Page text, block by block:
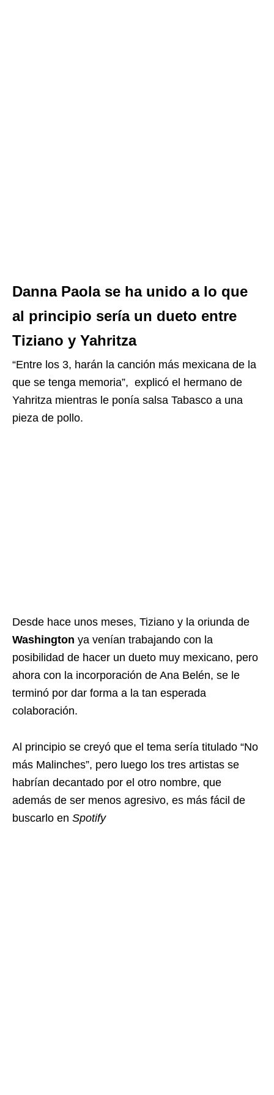
Danna Paola se ha unido a lo que
al principio sería un dueto entre
Tiziano y Yahritza
“Entre los 3, harán la canción más mexicana de la
que se tenga memoria”, explicó el hermano de
Yahritza mientras le ponía salsa Tabasco a una
pieza de pollo.
Desde hace unos meses, Tiziano y la oriunda de
Washington ya venían trabajando con la
posibilidad de hacer un dueto muy mexicano, pero
ahora con la incorporación de Ana Belén, se le
terminó por dar forma a la tan esperada
colaboración.
Al principio se creyó que el tema sería titulado “No
más Malinches”, pero luego los tres artistas se
habrían decantado por el otro nombre, que
además de ser menos agresivo, es más fácil de
buscarlo en Spotify